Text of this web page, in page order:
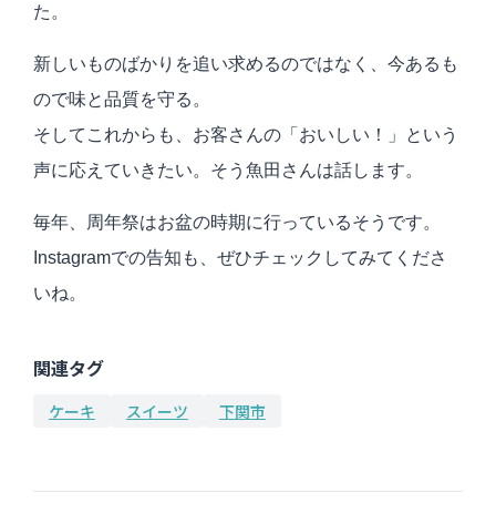
た。
新しいものばかりを追い求めるのではなく、今あるも
ので味と品質を守る。
そしてこれからも、お客さんの「おいしい！」という
声に応えていきたい。そう魚田さんは話します。
毎年、周年祭はお盆の時期に行っているそうです。
Instagramでの告知も、ぜひチェックしてみてくださ
いね。
関連タグ
ケーキ
スイーツ 下関市